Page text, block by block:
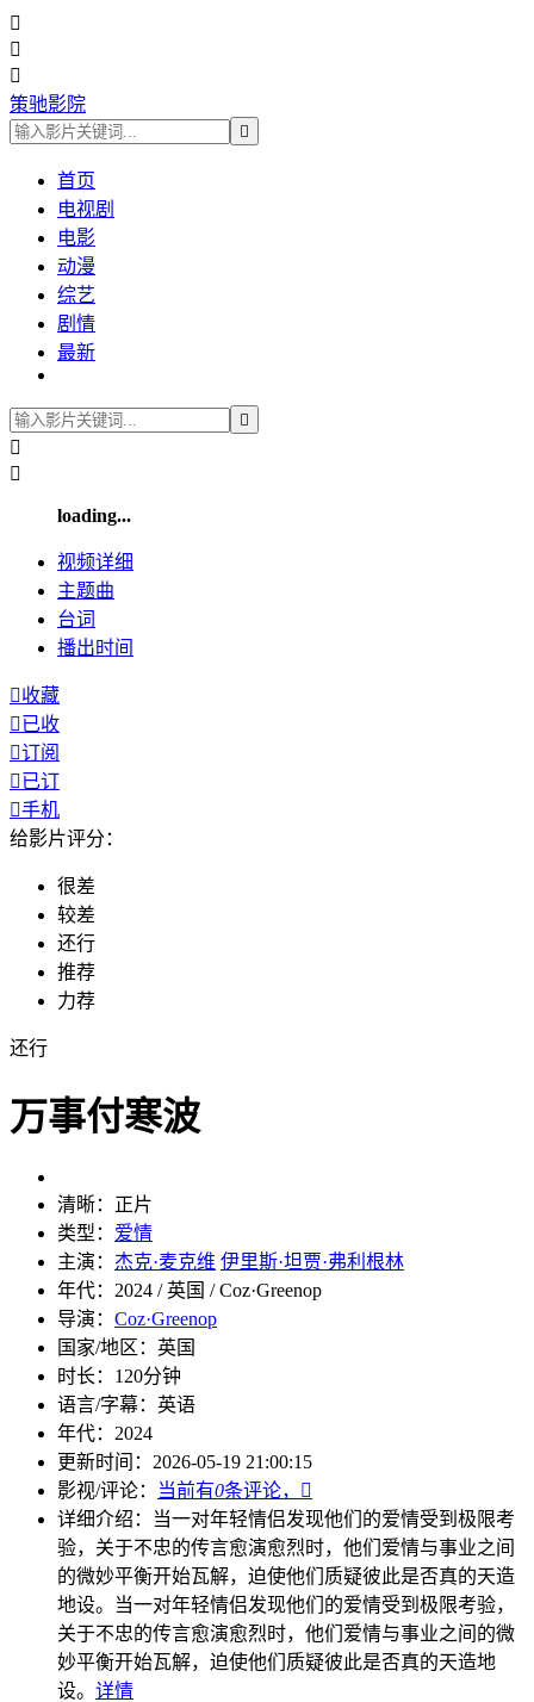



策驰影院

首页
电视剧
电影
动漫
综艺
剧情
最新



loading...
视频详细
主题曲
台词
播出时间
收藏
已收
订阅
已订
手机
给影片评分：
很差
较差
还行
推荐
力荐
还行
万事付寒波
清晰： 正片
类型： 爱情
主演： 杰克·麦克维 伊里斯·坦贾·弗利根林
年代： 2024 / 英国 / Coz·Greenop
导演： Coz·Greenop
国家/地区： 英国
时长： 120分钟
语言/字幕： 英语
年代： 2024
更新时间： 2026-05-19 21:00:15
影视/评论：
当前有0条评论，

详细介绍：
当一对年轻情侣发现他们的爱情受到极限考
验，关于不忠的传言愈演愈烈时，他们爱情与事业之间
的微妙平衡开始瓦解，迫使他们质疑彼此是否真的天造
地设。
当一对年轻情侣发现他们的爱情受到极限考验，
关于不忠的传言愈演愈烈时，他们爱情与事业之间的微
妙平衡开始瓦解，迫使他们质疑彼此是否真的天造地
设。 详情